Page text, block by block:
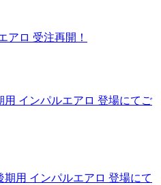
アロ 受注再開！
用 インパルエアロ 登場にてご
期用 インパルエアロ 登場にて